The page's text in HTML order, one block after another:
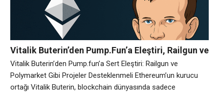
Vitalik Buterin’den Pump.Fun’a Eleştiri, Railgun ve
Polymarket’e Destek
Vitalik Buterin’den Pump.fun’a Sert Eleştiri: Railgun ve
Polymarket Gibi Projeler Desteklenmeli Ethereum’un kurucu
ortağı Vitalik Buterin, blockchain dünyasında sadece